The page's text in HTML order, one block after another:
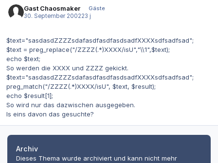
Gast Chaosmaker
Gäste
30. September 200223 j
$text="sasdasdZZZZsdafasdfasdfasdsadfXXXXsdfsadfsad";
$text = preg_replace("/ZZZZ(.*)XXXX/isU","\\1",$text);
echo $text;
So werden die XXXX und ZZZZ gekickt.
$text="sasdasdZZZZsdafasdfasdfasdsadfXXXXsdfsadfsad";
preg_match("/ZZZZ(.*)XXXX/isU", $text, $result);
echo $result[1];
So wird nur das dazwischen ausgegeben.
Is eins davon das gesuchte?
Archiv
Dieses Thema wurde archiviert und kann nicht mehr